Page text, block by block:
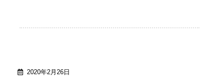
2020年2月26日